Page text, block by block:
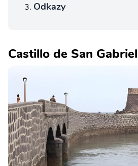
Odkazy
Castillo de San Gabriel